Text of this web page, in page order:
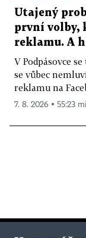
Utajený
první volby,
reklamu. A
V Podpásovce
se vůbec
reklamu na
7. 8. 2026 ▪ 55:23